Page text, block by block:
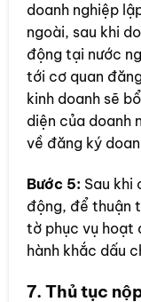
doanh nghiệp
ngoài, sau khi
động tại nước
tới cơ quan
kinh doanh sẽ
diện của doanh
về đăng ký
Bước 5: Sau khi
động, để thuận
tờ phục vụ hoạt
hành khắc dấu
7. Thủ tục